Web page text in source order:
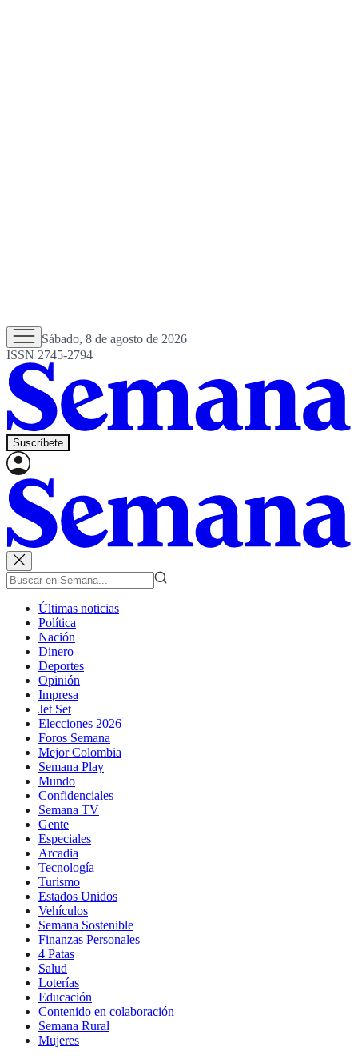
Sábado, 8 de agosto de 2026
ISSN 2745-2794
Suscríbete
Últimas noticias
Política
Nación
Dinero
Deportes
Opinión
Impresa
Jet Set
Elecciones 2026
Foros Semana
Mejor Colombia
Semana Play
Mundo
Confidenciales
Semana TV
Gente
Especiales
Arcadia
Tecnología
Turismo
Estados Unidos
Vehículos
Semana Sostenible
Finanzas Personales
4 Patas
Salud
Loterías
Educación
Contenido en colaboración
Semana Rural
Mujeres